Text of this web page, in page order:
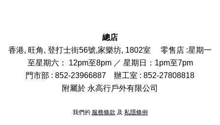
總店
香港, 旺角, 登打士街56號,家樂坊, 1802室 零售店 :星期一
至星期六： 12pm至8pm ／ 星期日：1pm至7pm
門市部 : 852-23966887 辦工室 : 852-27808818
附屬於 永高行戶外有限公司
我們的 服務條款 及 私隱條例